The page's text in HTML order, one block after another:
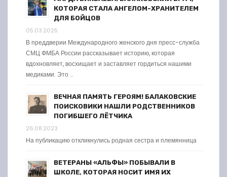
КОТОРАЯ СТАЛА АНГЕЛОМ-ХРАНИТЕЛЕМ
ДЛЯ БОЙЦОВ
05.03.2025
В преддверии Международного женского дня пресс-служба
СМЦ ФМБА России рассказывает историю, которая
вдохновляет, восхищает и заставляет гордиться нашими
медиками. Это …
ВЕЧНАЯ ПАМЯТЬ ГЕРОЯМ! БАЛАКОВСКИЕ
ПОИСКОВИКИ НАШЛИ РОДСТВЕННИКОВ
ПОГИБШЕГО ЛЁТЧИКА
26.08.2023
На публикацию откликнулись родная сестра и племянница
ВЕТЕРАНЫ «АЛЬФЫ» ПОБЫВАЛИ В
ШКОЛЕ, КОТОРАЯ НОСИТ ИМЯ ИХ